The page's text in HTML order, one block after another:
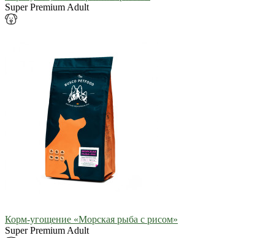
Super Premium Adult
Корм-угощение «Морская рыба с рисом»
Super Premium Adult